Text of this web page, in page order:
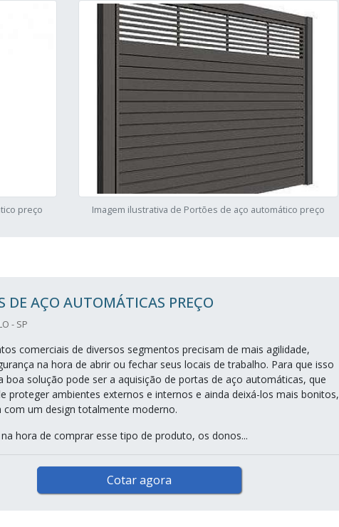
preço Imagem ilustrativa de Portões de aço automático preço
DE AÇO AUTOMÁTICAS PREÇO
- SP
comerciais de diversos segmentos precisam de mais agilidade,
na hora de abrir ou fechar seus locais de trabalho. Para que isso
boa solução pode ser a aquisição de portas de aço automáticas, que
proteger ambientes externos e internos e ainda deixá-los mais bonitos,
com um design totalmente moderno.
hora de comprar esse tipo de produto, os donos...
Cotar agora